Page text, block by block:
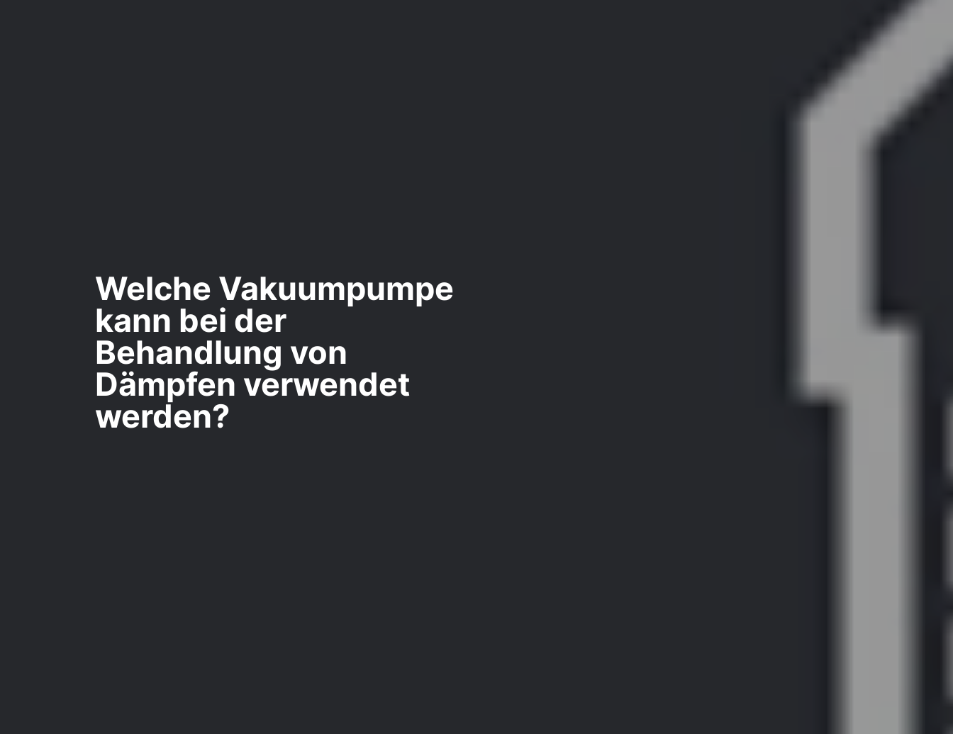
Welche Vakuumpumpe
kann bei der
Behandlung von
Dämpfen verwendet
werden?